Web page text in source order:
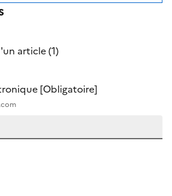
article (1)
[Obligatoire]